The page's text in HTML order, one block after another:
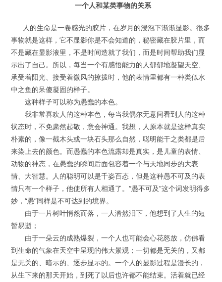
一个人和某类事物的关系
人的生命是一卷感光的胶片，在岁月的浸泡下渐渐显影。很多
事物就是这样，它不显影你是不会知道的，秘密藏在胶片里，而
不是藏在显影液里，不是时间造就了我们，而是时间帮助我们显
示出了自己。所以，每当一个有感悟能力的人郁郁地凝望天空、
承受着阳光、接受着微风的撩拨时，他的表情里都有一种类似水
中之鱼的呆傻凝固的样子。
这种样子可以称为愚蠢的本色。
我非常喜欢人的这种本色，每当我偶尔无意间看到人的这种
状态时，不免肃然起敬，意会神通。我想，人原本就是这样真实
朴素的，像一截木头或一块石头那么自然，聪明能干之类都是后
来染上去的颜色。而愚蠢的本色流露却是真实，是儿童的表情、
动物的神态，在愚蠢的瞬间后面包容着一个与天地同步的大表
情、大智慧。人的聪明可以是千姿百态，但是这种愚不可及的表
情只有一个样子，他使所有人相通了。“愚不可及”这个词发明得多
妙，“愚”同样是不可达到的境界。
由于一片树叶悄然而落，一人潸然泪下，他想到了人生的短
暂易逝；
由于一朵云的成熟爆裂，一个人也可能会心花怒放，仿佛看
到生命的气象在天空中呈现的伟大景观；一切都是无关的，又都
是无关的、暗示的、逐步显示的。一个人的显影过程是漫长的，
从生下来的那天开始，到死了以后也许都不能结束。活着就已经